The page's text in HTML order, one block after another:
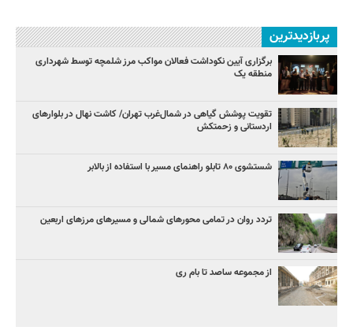
پربازدیدترین
برگزاری آیین نکوداشت فعالان مواکب مرز شلمچه توسط شهرداری
منطقه یک
تقویت پوشش گیاهی در شمال‌غرب تهران/ کاشت نهال در بلوارهای
اردستانی و زحمتکش
شستشوی ۸۰ تابلو راهنمای مسیر با استفاده از بالابر
تردد روان در تمامی محورهای شمالی و مسیرهای مرزهای اربعین
از مجموعه ساصد تا بام ری